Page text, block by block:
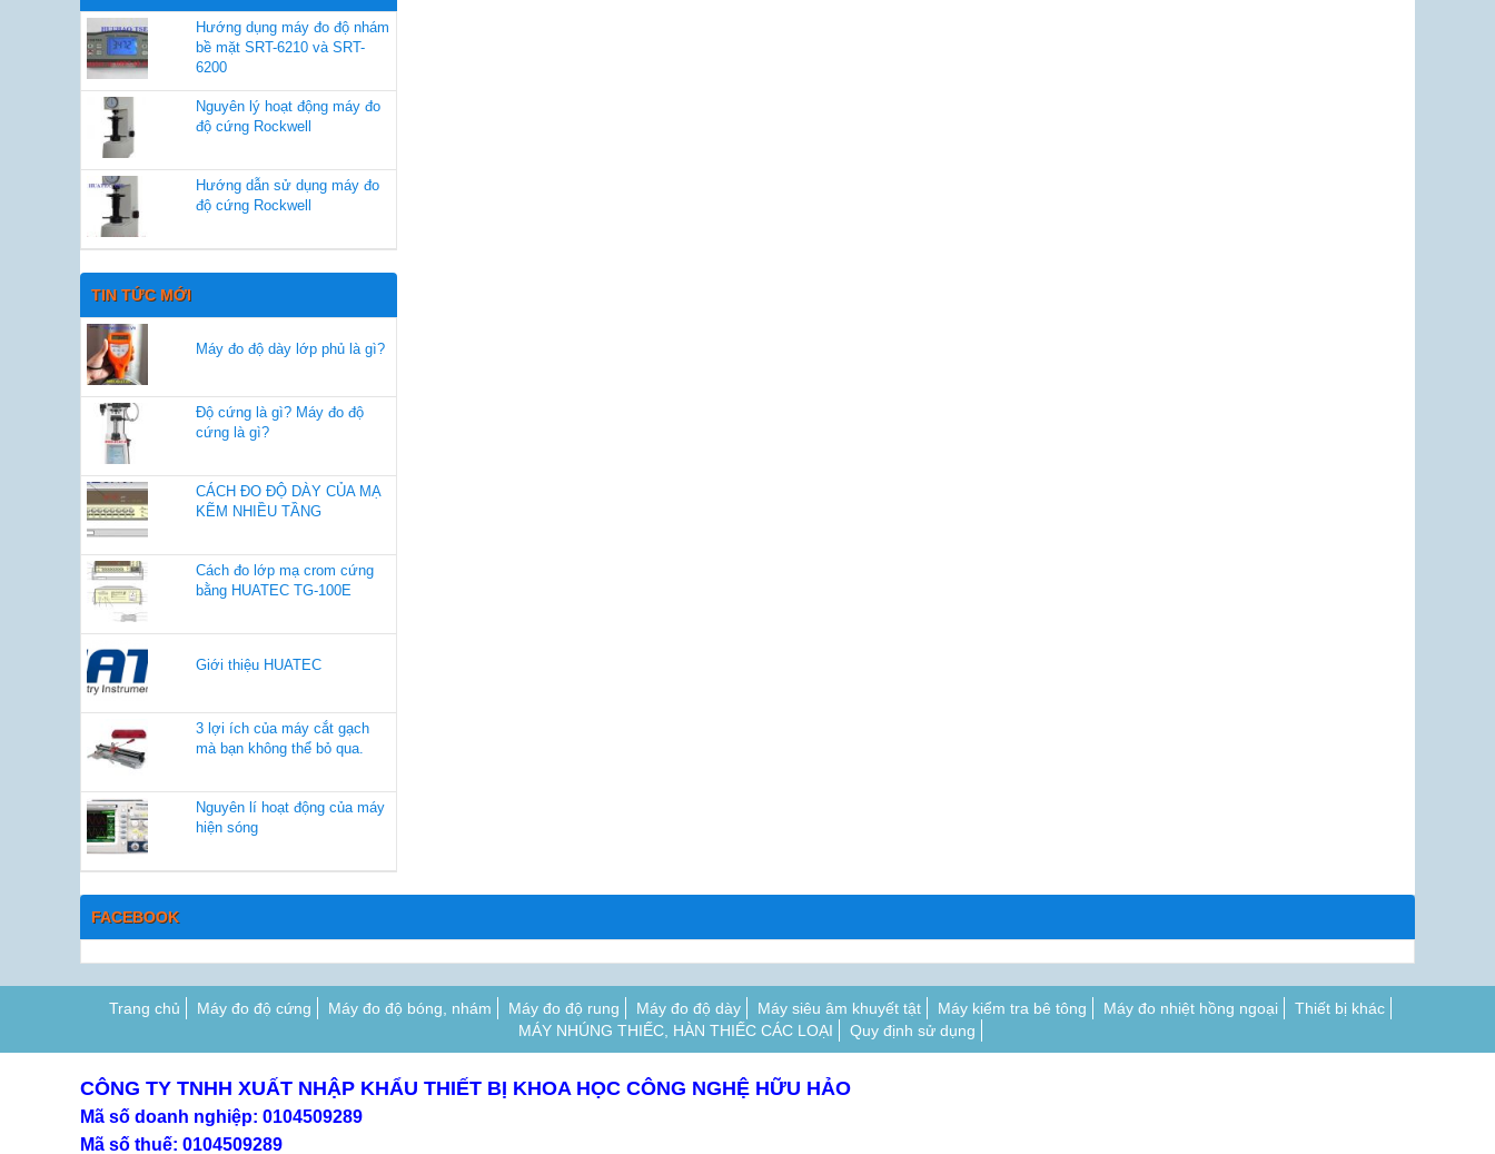
Hướng dụng máy đo độ nhám
bề mặt SRT-6210 và SRT-
6200
Nguyên lý hoạt động máy đo
độ cứng Rockwell
Hướng dẫn sử dụng máy đo
độ cứng Rockwell
TIN TỨC MỚI
Máy đo độ dày lớp phủ là gì?
Độ cứng là gì? Máy đo độ
cứng là gì?
CÁCH ĐO ĐỘ DÀY CỦA MẠ
KẼM NHIỀU TẦNG
Cách đo lớp mạ crom cứng
bằng HUATEC TG-100E
Giới thiệu HUATEC
3 lợi ích của máy cắt gạch
mà bạn không thể bỏ qua.
Nguyên lí hoạt động của máy
hiện sóng
FACEBOOK
Trang chủ Máy đo độ cứng Máy đo độ bóng, nhám Máy đo độ rung Máy đo độ dày Máy siêu âm khuyết tật Máy kiểm tra bê tông Máy đo nhiệt hồng ngoại
Thiết bị khác
MÁY NHÚNG THIẾC, HÀN THIẾC CÁC LOẠI
Quy định sử dụng
CÔNG TY TNHH XUẤT NHẬP KHẨU THIẾT BỊ KHOA HỌC CÔNG NGHỆ HỮU HẢO
Mã số doanh nghiệp: 0104509289
Mã số thuế: 0104509289